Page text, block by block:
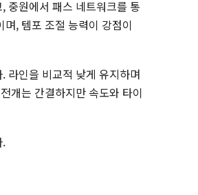
중원에서 패스 네트워크를 통
, 템포 조절 능력이 강점이
라인을 비교적 낮게 유지하며
개는 간결하지만 속도와 타이
.